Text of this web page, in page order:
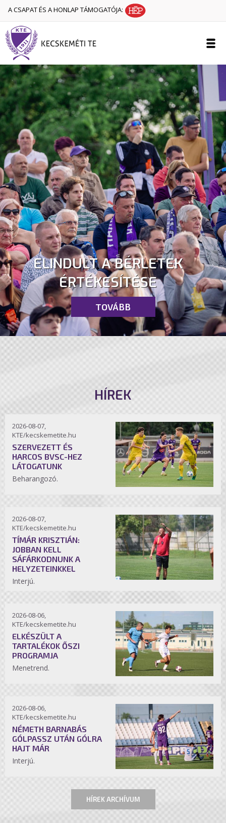
A CSAPAT ÉS A HONLAP TÁMOGATÓJA:
ELINDULT A BÉRLETEK
ÉRTÉKESÍTÉSE
TOVÁBB
HÍREK
2026-08-07,
KTE/kecskemetite.hu
SZERVEZETT ÉS
HARCOS BVSC-HEZ
LÁTOGATUNK
Beharangozó.
2026-08-07,
KTE/kecskemetite.hu
TÍMÁR KRISZTIÁN:
JOBBAN KELL
SÁFÁRKODNUNK A
HELYZETEINKKEL
Interjú.
2026-08-06,
KTE/kecskemetite.hu
ELKÉSZÜLT A
TARTALÉKOK ŐSZI
PROGRAMJA
Menetrend.
2026-08-06,
KTE/kecskemetite.hu
NÉMETH BARNABÁS
GÓLPASSZ UTÁN GÓLRA
HAJT MÁR
Interjú.
HÍREK ARCHÍVUM